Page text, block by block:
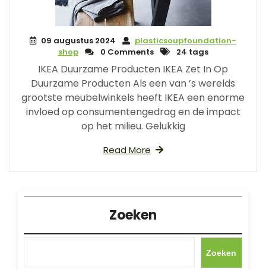
09 augustus 2024
plasticsoupfoundation-
shop
0 Comments 24 tags
IKEA Duurzame Producten IKEA Zet In Op
Duurzame Producten Als een van ’s werelds
grootste meubelwinkels heeft IKEA een enorme
invloed op consumentengedrag en de impact
op het milieu. Gelukkig
Read More
Zoeken
Zoeken